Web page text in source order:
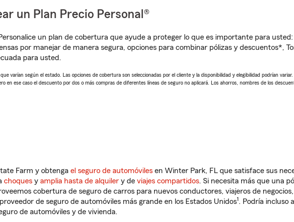
un Plan Precio Personal®
un plan de cobertura que ayude a proteger lo que es importante para
por manejar de manera segura, opciones para combinar pólizas y descuentos*,
para usted.
varían según el estado. Las opciones de cobertura son seleccionadas por el cliente y la disponibilidad y elegibilidad podrían variar.
en ese caso el descuento por dos o más compras de diferentes líneas de seguro no aplicará. Los ahorros, nombres de los
Farm y obtenga el seguro de automóviles en Winter Park, FL que satisface sus
choques y amplia hasta de alquiler y de viajes compartidos. Si necesita más que una
cobertura de seguro de carros para nuevos conductores, viajeros de
de seguro de automóviles más grande en los Estados Unidos1. Podría incluso
de automóviles y de vivienda.